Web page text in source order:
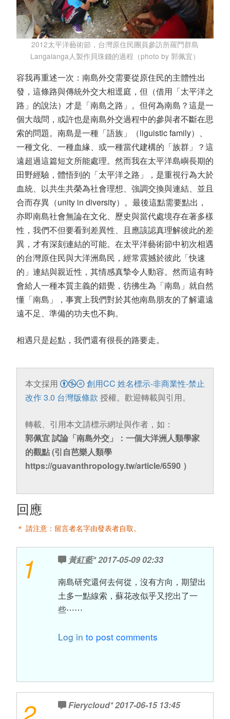
2012太平洋藝術節，台灣原住民團員參訪所羅門群島
Langalanga人製作貝珠錢的過程（photo by 郭佩宜）
容我再重述一次：南島外交需要從原住民的主體性出
發，這條路與傳統外交大相逕庭，但（借用「太平洋之
路」的說法）才是「南島之路」。但何為南島？這是一
個大哉問，或許也是南島外交過程中的參與者不斷在思
索的問題。南島是一種「語族」（liguistic family）、
一種文化、一種血緣、或一種當代建構的「族群」？這
遠超過這篇短文所能處理。然而我在太平洋島嶼長期的
田野經驗，體悟到的「太平洋之路」，是重視行為大於
血統、以共生共榮為社會理想、強調交換與連結、並且
合而存異（unity in diversity）。最後這點需要點出，
亦即南島社會無論在文化、歷史與當代處境存在著多樣
性，我們不但要看到差異性、且應該認真理解彼此的差
異，才有深刻連結的可能。在太平洋藝術節中初次相遇
的台灣原住民與大洋洲島民，經常震撼於彼此「快速
的」連結與親近性，其情感真摯令人動容。然而這有時
會給人一種本質主義的錯覺，彷彿生為「南島」就自然
懂「南島」，事實上我們對於其他南島朋友的了解還遠
遠不足、準備的功夫也不夠。
相遇只是起點，我們還有很長的路要走。
本文採用
創用CC 姓名標示-非商業性-禁止
改作 3.0 台灣版條款 授權。歡迎轉載與引用。
轉載、引用本文請標示網址與作者，如：
郭佩宜 試論「南島外交」：一個大洋洲人類學家
的觀點 (引自芭樂人類學
https://guavanthropology.tw/article/6590 ）
回應
＊ 請注意：留言者名字由發表者自取。
1 黃紅藍*2017-05-09 02:33
南島研究還何去何從，沒有方向，期望出
土多一點線索，蘇花改似乎又挖出了一
些⋯⋯
Log in to post comments
Fierycloud*2017-06-15 13:45